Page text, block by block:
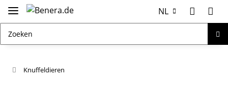
NL
Knuffeldieren